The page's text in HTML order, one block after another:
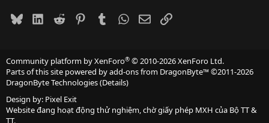
BlueskyLinkedIn
Reddit PinterestTumblrWhatsApp
EmailLink
Community platform by XenForo® © 2010-2026 XenForo Ltd.
Parts of this site powered byadd-ons from DragonByte™©2011-2026
DragonByte Technologies(Details)
Design by: Pixel Exit
Website đang hoạt động thử nghiệm, chờ giấy phép MXH của Bộ TT &